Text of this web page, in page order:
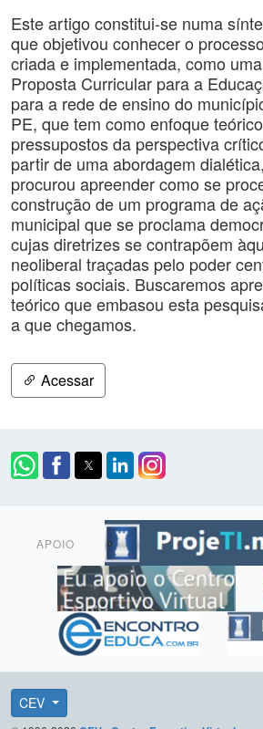
Este artigo constitui-se numa
que objetivou conhecer o
criada e implementada, como
Proposta Curricular para a
para a rede de ensino do
PE, que tem como enfoque
pressupostos da perspectiva
partir de uma abordagem
procurou apreender como se
construção de um programa de
municipal que se proclama
cujas diretrizes se contrapõem
neoliberal traçadas pelo poder
políticas sociais. Buscaremos
teórico que embasou esta
a que chegamos.
Acessar
APOIO
CEV